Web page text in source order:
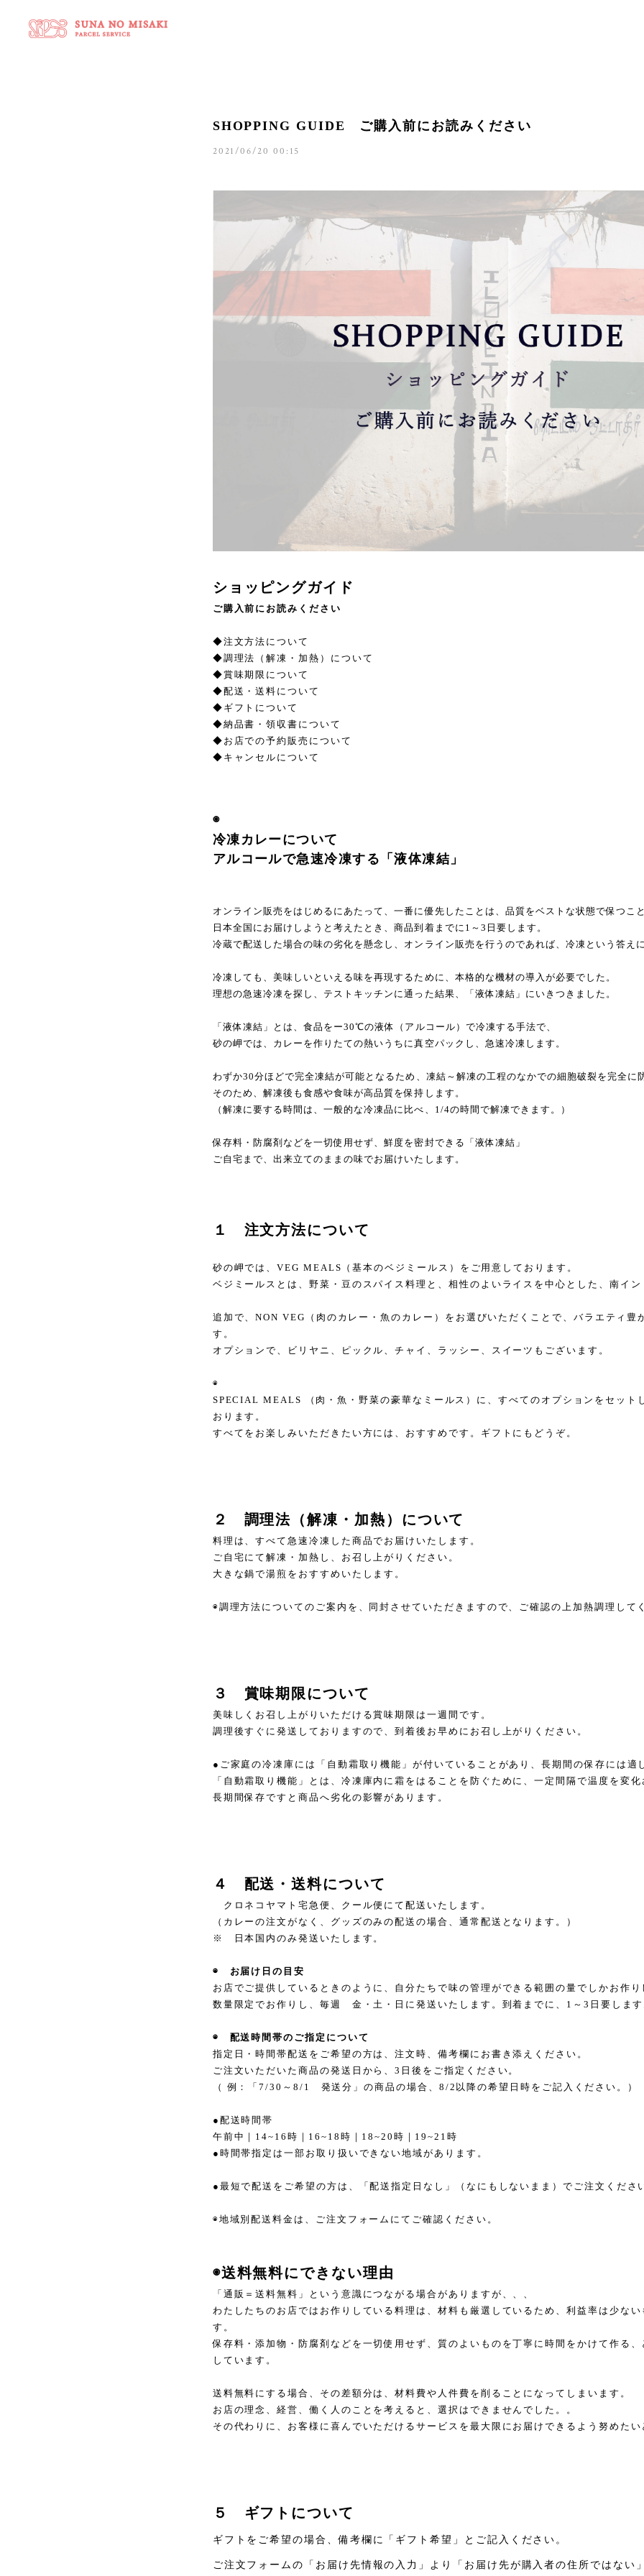
SHOPPING GUIDE ご購入前にお読みください
2021/06/20 00:15
ショッピングガイド
ご購入前にお読みください
◆注文方法について
◆調理法（解凍・加熱）について
◆賞味期限について
◆配送・送料について
◆ギフトについて
◆納品書・領収書について
◆お店での予約販売について
◆キャンセルについて
◉
冷凍カレーについて
アルコールで急速冷凍する「液体凍結」
オンライン販売をはじめるにあたって、一番に優先したことは、品質をベストな状態で保つこ
日本全国にお届けしようと考えたとき、商品到着までに1～3日要します。
冷蔵で配送した場合の味の劣化を懸念し、オンライン販売を行うのであれば、冷凍という答え
冷凍しても、美味しいといえる味を再現するために、本格的な機材の導入が必要でした。
理想の急速冷凍を探し、テストキッチンに通った結果、「液体凍結」にいきつきました。
「液体凍結」とは、食品をー30℃の液体（アルコール）で冷凍する手法で、
砂の岬では、カレーを作りたての熱いうちに真空パックし、急速冷凍します。
わずか30分ほどで完全凍結が可能となるため、凍結～解凍の工程のなかでの細胞破裂を完全に
そのため、解凍後も食感や食味が高品質を保持します。
（解凍に要する時間は、一般的な冷凍品に比べ、1/4の時間で解凍できます。）
保存料・防腐剤などを一切使用せず、鮮度を密封できる「液体凍結」
ご自宅まで、出来立てのままの味でお届けいたします。
１ 注文方法について
砂の岬では、VEG MEALS（基本のベジミールス）をご用意しております。
ベジミールスとは、野菜・豆のスパイス料理と、相性のよいライスを中心とした、南イン
追加で、NON VEG（肉のカレー・魚のカレー）をお選びいただくことで、バラエティ豊
す。
オプションで、ビリヤニ、ピックル、チャイ、ラッシー、スイーツもございます。
◉
SPECIAL MEALS （肉・魚・野菜の豪華なミールス）に、すべてのオプションをセット
おります。
すべてをお楽しみいただきたい方には、おすすめです。ギフトにもどうぞ。
２ 調理法（解凍・加熱）について
料理は、すべて急速冷凍した商品でお届けいたします。
ご自宅にて解凍・加熱し、お召し上がりください。
大きな鍋で湯煎をおすすめいたします。
◉調理方法についてのご案内を、同封させていただきますので、ご確認の上加熱調理して
３ 賞味期限について
美味しくお召し上がりいただける賞味期限は一週間です。
調理後すぐに発送しておりますので、到着後お早めにお召し上がりください。
●ご家庭の冷凍庫には「自動霜取り機能」が付いていることがあり、長期間の保存には適
「自動霜取り機能」とは、冷凍庫内に霜をはることを防ぐために、一定間隔で温度を変化
長期間保存ですと商品へ劣化の影響があります。
４ 配送・送料について
クロネコヤマト宅急便、クール便にて配送いたします。
（カレーの注文がなく、グッズのみの配送の場合、通常配送となります。）
※ 日本国内のみ発送いたします。
◉ お届け日の目安
お店でご提供しているときのように、自分たちで味の管理ができる範囲の量でしかお作り
数量限定でお作りし、毎週 金・土・日に発送いたします。到着までに、1～3日要します
◉ 配送時間帯のご指定について
指定日・時間帯配送をご希望の方は、注文時、備考欄にお書き添えください。
ご注文いただいた商品の発送日から、3日後をご指定ください。
（ 例：「7/30～8/1 発送分」の商品の場合、8/2以降の希望日時をご記入ください。）
●配送時間帯
午前中 ｜ 14~16時 ｜ 16~18時 ｜ 18~20時 ｜ 19~21時
●時間帯指定は一部お取り扱いできない地域があります。
●最短で配送をご希望の方は、「配送指定日なし」（なにもしないまま）でご注文くださ
◉地域別配送料金は、ご注文フォームにてご確認ください。
◉送料無料にできない理由
「通販＝送料無料」という意識につながる場合がありますが、、、
わたしたちのお店ではお作りしている料理は、材料も厳選しているため、利益率は少ない
す。
保存料・添加物・防腐剤などを一切使用せず、質のよいものを丁寧に時間をかけて作る
しています。
送料無料にする場合、その差額分は、材料費や人件費を削ることになってしまいます。
お店の理念、経営、働く人のことを考えると、選択はできませんでした。。
その代わりに、お客様に喜んでいただけるサービスを最大限にお届けできるよう努めたい
５ ギフトについて
ギフトをご希望の場合、備考欄に「ギフト希望」とご記入ください。
ご注文フォームの「お届け先情報の入力」より「お届け先が購入者の住所ではない